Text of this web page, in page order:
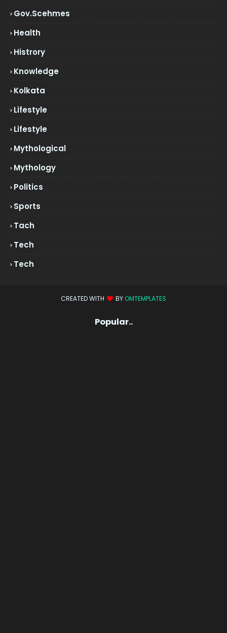
Gov.scehmes
Health
Histrory
Knowledge
Kolkata
Lifestyle
Lifestyle
Mythological
Mythology
Politics
Sports
Tach
Tech
Tech
CREATED WITH BY OMTEMPLATES
Popular..